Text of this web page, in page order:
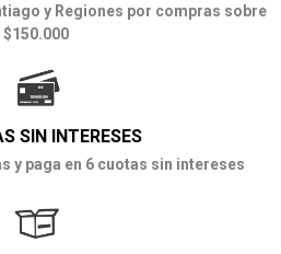
y Regiones por compras sobre
$150.000
SIN INTERESES
y paga en 6 cuotas sin intereses